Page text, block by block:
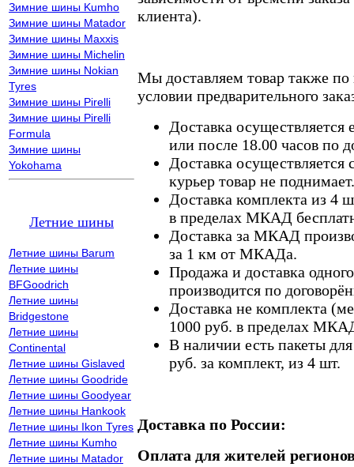
Зимние шины Kumho
Зимние шины Matador
Зимние шины Maxxis
Зимние шины Michelin
Зимние шины Nokian
Tyres
Зимние шины Pirelli
Зимние шины Pirelli
Formula
Зимние шины
Yokohama
Летние шины
Летние шины Barum
Летние шины
BFGoodrich
Летние шины
Bridgestone
Летние шины
Continental
Летние шины Gislaved
Летние шины Goodride
Летние шины Goodyear
Летние шины Hankook
Летние шины Ikon Tyres
Летние шины Kumho
Летние шины Matador
клиента).
Мы доставляем товар также
условии предварительного
Доставка осуществляется
или после 18.00 часов по
Доставка осуществляется
курьер товар не поднимает.
Доставка комплекта из 4
в пределах МКАД
Доставка за МКАД
за 1 км от МКАДа.
Продажа и доставка
производится по
Доставка не комплекта
1000 руб. в пределах
В наличии есть пакеты
руб. за комплект, из 4 шт.
Доставка по России:
Оплата для жителей